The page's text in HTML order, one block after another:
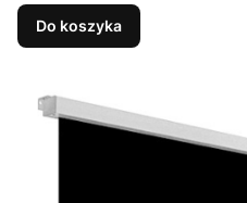
Do koszyka